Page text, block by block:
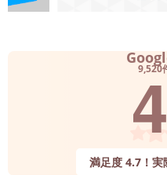
9,520
満足度 4.7！実